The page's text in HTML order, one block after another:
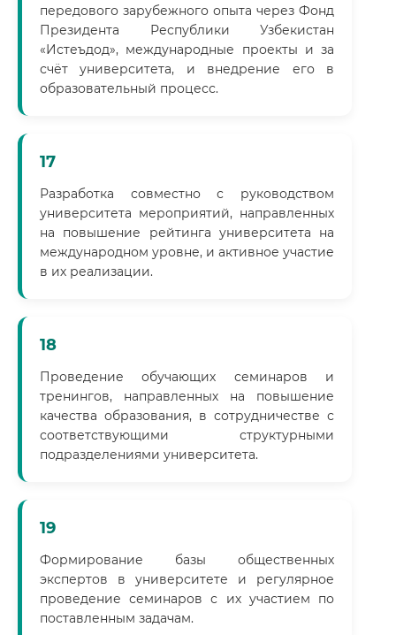
передового зарубежного опыта через Фонд
Президента Республики Узбекистан
«Истеъдод», международные проекты и за
счёт университета, и внедрение его в
образовательный процесс.
17
Разработка совместно с руководством
университета мероприятий, направленных
на повышение рейтинга университета на
международном уровне, и активное участие
в их реализации.
18
Проведение обучающих семинаров и
тренингов, направленных на повышение
качества образования, в сотрудничестве с
соответствующими структурными
подразделениями университета.
19
Формирование базы общественных
экспертов в университете и регулярное
проведение семинаров с их участием по
поставленным задачам.